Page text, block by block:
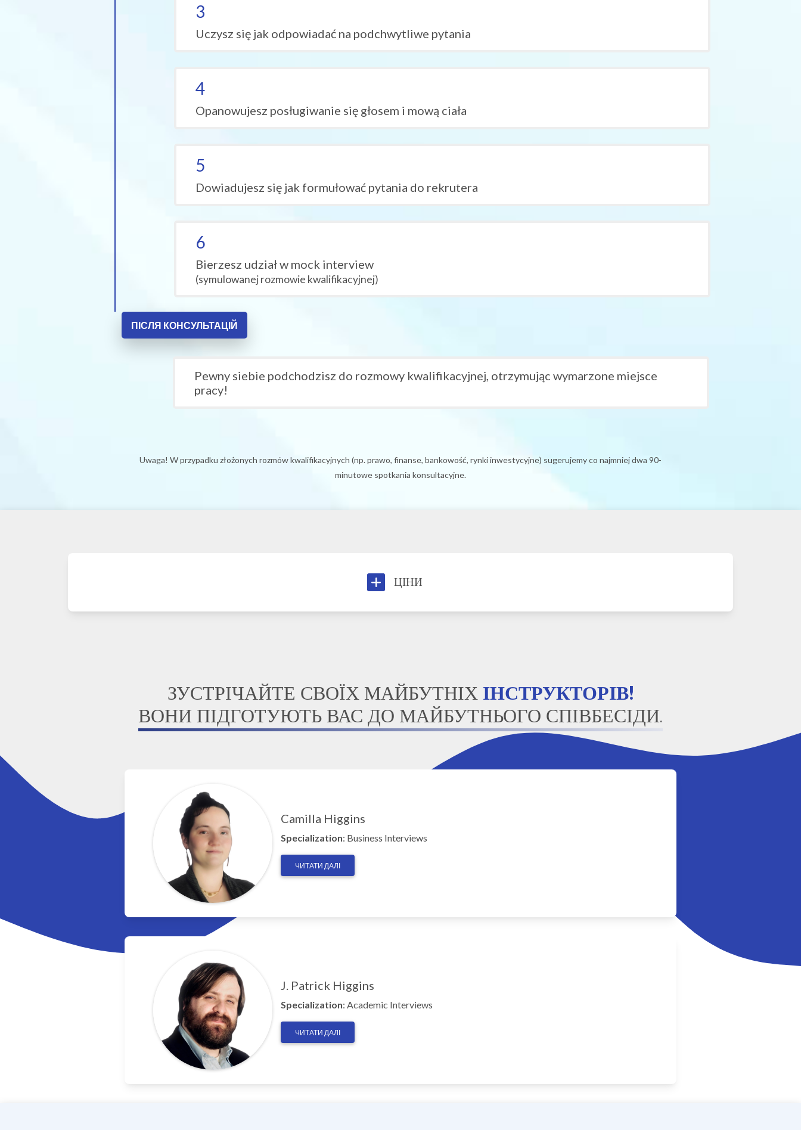
3
Uczysz się jak odpowiadać na podchwytliwe pytania
4
Opanowujesz posługiwanie się głosem i mową ciała
5
Dowiadujesz się jak formułować pytania do rekrutera
6
Bierzesz udział w mock interview
(symulowanej rozmowie kwalifikacyjnej)
ПІСЛЯ КОНСУЛЬТАЦІЙ
Pewny siebie podchodzisz do rozmowy kwalifikacyjnej, otrzymując wymarzone miejsce
pracy!
Uwaga! W przypadku złożonych rozmów kwalifikacyjnych (np. prawo, finanse, bankowość, rynki inwestycyjne) sugerujemy co najmniej dwa 90-
minutowe spotkania konsultacyjne.
ЦІНИ
ЗУСТРІЧАЙТЕ СВОЇХ МАЙБУТНІХ ІНСТРУКТОРІВ!
ВОНИ ПІДГОТУЮТЬ ВАС ДО МАЙБУТНЬОГО СПІВБЕСІДИ.
Camilla Higgins
Specialization: Business Interviews
ЧИТАТИ ДАЛІ
J. Patrick Higgins
Specialization: Academic Interviews
ЧИТАТИ ДАЛІ